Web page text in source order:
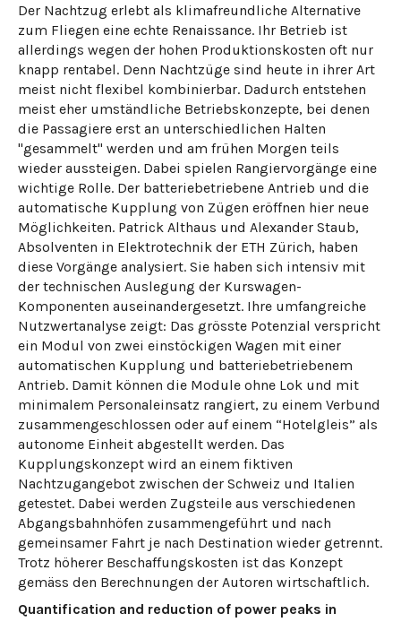
Der Nachtzug erlebt als klimafreundliche Alternative
zum Fliegen eine echte Renaissance. Ihr Betrieb ist
allerdings wegen der hohen Produktionskosten oft nur
knapp rentabel. Denn Nachtzüge sind heute in ihrer Art
meist nicht flexibel kombinierbar. Dadurch entstehen
meist eher umständliche Betriebskonzepte, bei denen
die Passagiere erst an unterschiedlichen Halten
"gesammelt" werden und am frühen Morgen teils
wieder aussteigen. Dabei spielen Rangiervorgänge eine
wichtige Rolle. Der batteriebetriebene Antrieb und die
automatische Kupplung von Zügen eröffnen hier neue
Möglichkeiten. Patrick Althaus und Alexander Staub,
Absolventen in Elektrotechnik der ETH Zürich, haben
diese Vorgänge analysiert. Sie haben sich intensiv mit
der technischen Auslegung der Kurswagen-
Komponenten auseinandergesetzt. Ihre umfangreiche
Nutzwertanalyse zeigt: Das grösste Potenzial verspricht
ein Modul von zwei einstöckigen Wagen mit einer
automatischen Kupplung und batteriebetriebenem
Antrieb. Damit können die Module ohne Lok und mit
minimalem Personaleinsatz rangiert, zu einem Verbund
zusammengeschlossen oder auf einem “Hotelgleis” als
autonome Einheit abgestellt werden. Das
Kupplungskonzept wird an einem fiktiven
Nachtzugangebot zwischen der Schweiz und Italien
getestet. Dabei werden Zugsteile aus verschiedenen
Abgangsbahnhöfen zusammengeführt und nach
gemeinsamer Fahrt je nach Destination wieder getrennt.
Trotz höherer Beschaffungskosten ist das Konzept
gemäss den Berechnungen der Autoren wirtschaftlich.
Quantification and reduction of power peaks in